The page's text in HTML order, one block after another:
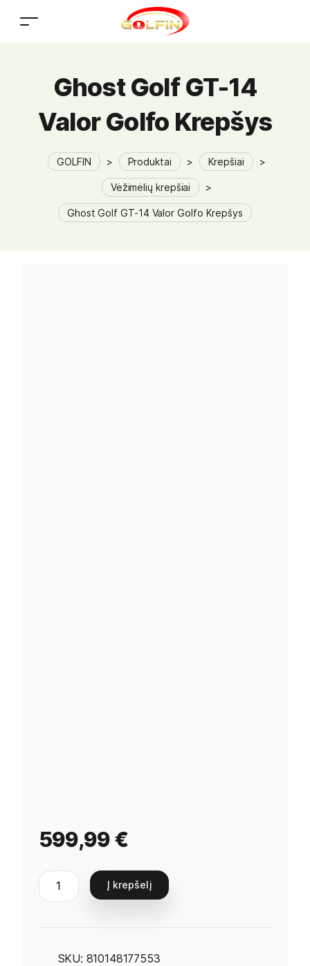
Ghost Golf GT-14
Valor Golfo Krepšys
GOLFIN > Produktai > Krepšiai >
Vėžimėlių krepšiai >
Ghost Golf GT-14 Valor Golfo Krepšys
599,99€
Į krepšelį
SKU: 810148177553